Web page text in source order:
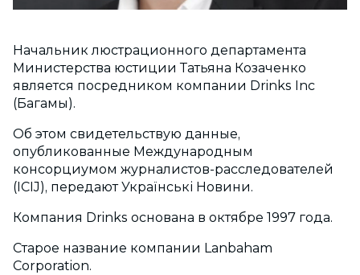
Начальник люстрационного департамента
Министерства юстиции Татьяна Козаченко
является посредником компании Drinks Inс
(Багамы).
Об этом свидетельствую данные,
опубликованные Международным
консорциумом журналистов-расследователей
(ICIJ), передают Українські Новини.
Компания Drinks основана в октябре 1997 года.
Старое название компании Lanbaham
Corporation.